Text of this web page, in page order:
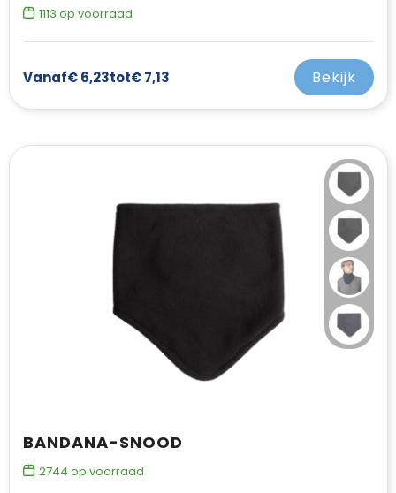
1113 op voorraad
Vanaf€ 6,23tot€ 7,13 Bekijk
BANDANA-SNOOD
2744 op voorraad